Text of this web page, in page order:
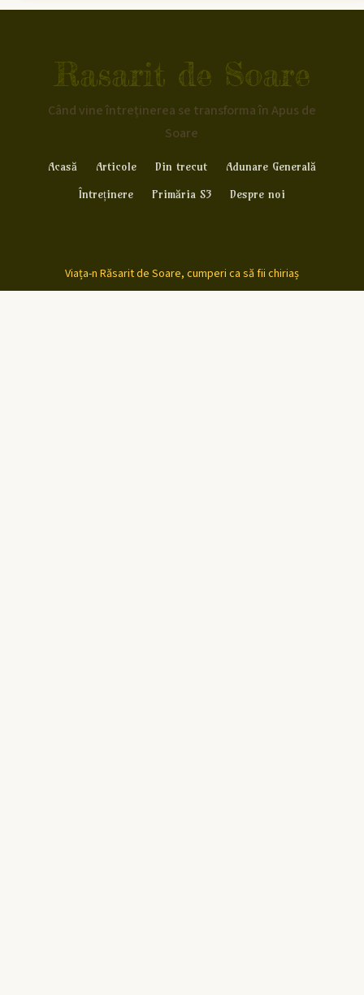
Rasarit de Soare
Când vine întreținerea se transforma în Apus de
Soare
Acasă Articole Din trecut
Adunare Generală
Întreținere
Primăria S3 Despre noi
Viața-n Răsarit de Soare, cumperi ca să fii chiriaș